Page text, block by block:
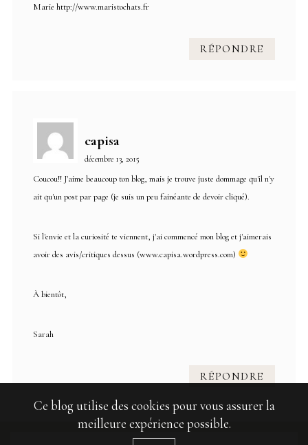
Marie http://www.maristochats.fr
RÉPONDRE
capisa
décembre 13, 2015
Coucou!! J'aime beaucoup ton blog, mais je trouve juste dommage qu'il n'y
ait qu'un post par page (je suis un peu fainéante de devoir cliqué).
Si l'envie et la curiosité te viennent, j'ai commencé mon blog et j'aimerais
avoir des avis/critiques dessus (www.capisa.wordpress.com)
À bientôt,
Sarah
RÉPONDRE
Ce blog utilise des cookies pour vous assurer la
meilleure expérience possible.